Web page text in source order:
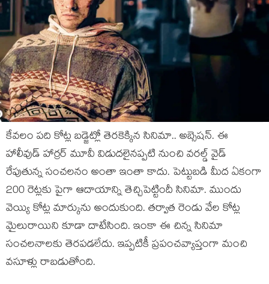
కేవ‌లం ప‌ది కోట్ల బ‌డ్జెట్లో తెర‌కెక్కిన సినిమా.. అబ్సెష‌న్. ఈ
హాలీవుడ్ హార్ర‌ర్ మూవీ విడుద‌లైన‌ప్ప‌టి నుంచి వ‌ర‌ల్డ్ వైడ్
రేపుతున్న సంచ‌ల‌నం అంతా ఇంతా కాదు. పెట్టుబ‌డి మీద ఏకంగా
200 రెట్ల‌కు పైగా ఆదాయాన్ని తెచ్చిపెట్టిందీ సినిమా. ముందు
వెయ్యి కోట్ల మార్కును అందుకుంది. త‌ర్వాత రెండు వేల కోట్ల
మైలురాయిని కూడా దాటేసింది. ఇంకా ఈ చిన్న సినిమా
సంచ‌ల‌నాల‌కు తెర‌ప‌డ‌లేదు. ఇప్ప‌టికీ ప్ర‌పంచ‌వ్యాప్తంగా మంచి
వ‌సూళ్లు రాబ‌డుతోంది.